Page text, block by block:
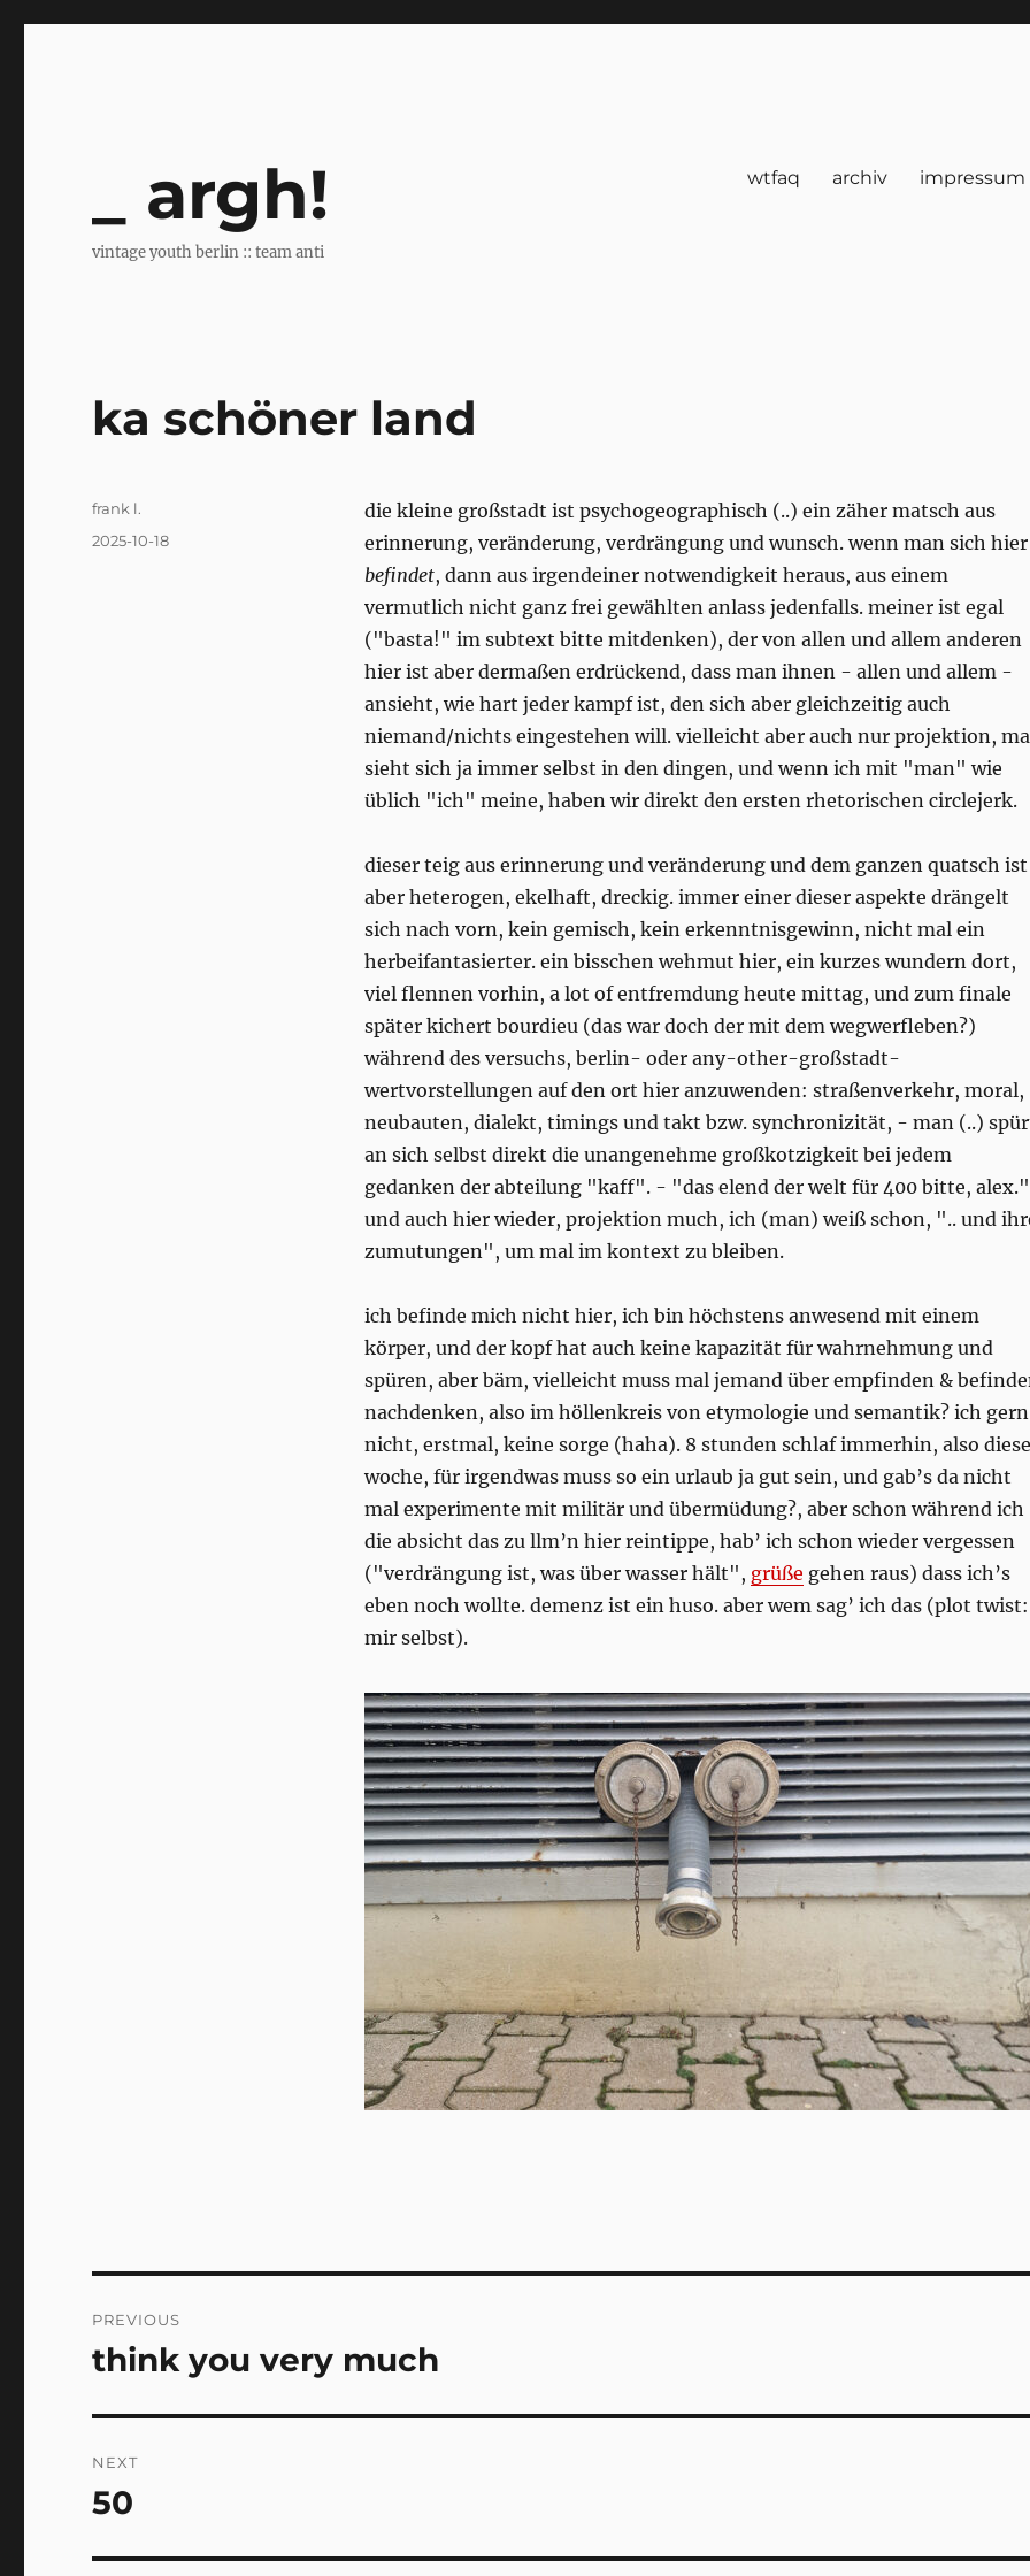
argh!
vintage youth berlin :: team anti
wtfaq archiv impressum
ka schöner land
die kleine großstadt ist psychogeographisch (..) ein zäher matsch aus
erinnerung, veränderung, verdrängung und wunsch. wenn man sich hier
befindet, dann aus irgendeiner notwendigkeit heraus, aus einem
vermutlich nicht ganz frei gewählten anlass jedenfalls. meiner ist egal
("basta!" im subtext bitte mitdenken), der von allen und allem anderen
hier ist aber dermaßen erdrückend, dass man ihnen - allen und allem -
ansieht, wie hart jeder kampf ist, den sich aber gleichzeitig auch
niemand/nichts eingestehen will. vielleicht aber auch nur projektion,
sieht sich ja immer selbst in den dingen, und wenn ich mit "man" wie
üblich "ich" meine, haben wir direkt den ersten rhetorischen circlejerk.
dieser teig aus erinnerung und veränderung und dem ganzen quatsch ist
aber heterogen, ekelhaft, dreckig. immer einer dieser aspekte drängelt
sich nach vorn, kein gemisch, kein erkenntnisgewinn, nicht mal ein
herbeifantasierter. ein bisschen wehmut hier, ein kurzes wundern dort,
viel flennen vorhin, a lot of entfremdung heute mittag, und zum finale
später kichert bourdieu (das war doch der mit dem wegwerfleben?)
während des versuchs, berlin- oder any-other-großstadt-
wertvorstellungen auf den ort hier anzuwenden: straßenverkehr, moral,
neubauten, dialekt, timings und takt bzw. synchronizität, - man (..)
an sich selbst direkt die unangenehme großkotzigkeit bei jedem
gedanken der abteilung "kaff". - "das elend der welt für 400 bitte,
und auch hier wieder, projektion much, ich (man) weiß schon, ".. und
zumutungen", um mal im kontext zu bleiben.
ich befinde mich nicht hier, ich bin höchstens anwesend mit einem
körper, und der kopf hat auch keine kapazität für wahrnehmung und
spüren, aber bäm, vielleicht muss mal jemand über empfinden &
nachdenken, also im höllenkreis von etymologie und semantik? ich gern
nicht, erstmal, keine sorge (haha). 8 stunden schlaf immerhin, also diese
woche, für irgendwas muss so ein urlaub ja gut sein, und gab’s da nicht
mal experimente mit militär und übermüdung?, aber schon während ich
die absicht das zu llm’n hier reintippe, hab’ ich schon wieder vergessen
("verdrängung ist, was über wasser hält", grüße gehen raus) dass ich’s
eben noch wollte. demenz ist ein huso. aber wem sag’ ich das (plot twist:
mir selbst).
Author
frank l.
Posted
2025-10-18
navigation
PREVIOUS
Previous
think you very much
NEXT
Next
50